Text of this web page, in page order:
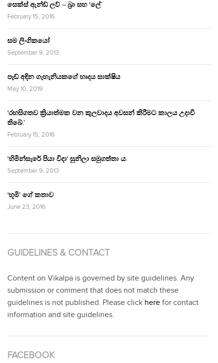
සෙක්ස් ඇන්ඩ් ලව් – බ්‍රා සහ ‘ලේ’
February 15, 2016
සම ලිංගිකයෝ
September 9, 2013
පෑඩ් අඳින ගැහැනියකගේ හෘදය සාක්ෂිය
May 10, 2019
‘රහසිගතව ක්‍රියාත්මක වන කුලවාදය අවසන් කිරීමට කාලය උදාවී
තිබේ.’
February 15, 2016
‘හිමින්සැරේ පියා විදා‘ සුනිලා සමුගත්තා ය.
September 9, 2013
‘භූමි’ ගේ කතාව
June 23, 2016
GUIDELINES & CONTACT
Content on Vikalpa is governed by site guidelines. Any
submission or comment that does not match these
guidelines is not published. Please click here for contact
information and site guidelines.
FACEBOOK